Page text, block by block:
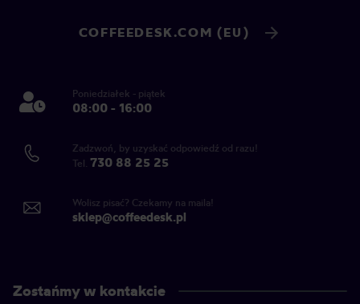
COFFEEDESK.COM (EU)
Poniedziałek - piątek
08:00 - 16:00
Zadzwoń, by uzyskać odpowiedź od razu!
Tel. 730 88 25 25
Wolisz pisać? Czekamy na maila!
sklep@coffeedesk.pl
Zostańmy w kontakcie